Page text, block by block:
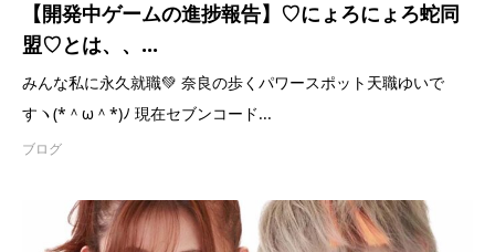
【開発中ゲームの進捗報告】♡にょろにょろ蛇同
盟♡とは、、...
みんな私に永久就職💚 奈良の歩くパワースポット天職ゆいで
すヽ(*＾ω＾*)ﾉ 現在セブンコード...
ブログ